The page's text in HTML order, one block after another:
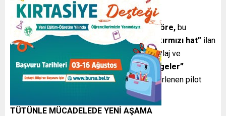
Türkiye Gazetesi’nde yer alan habere göre, bu
kapsamda çocuk oyun alanlarının tamamı
“kırmızı hat” ilan
edilerek sigaradan tamamen arındırılacak. Plaj ve
sahillerde ise sigara içilemeyen
“mavi bölgeler”
oluşturulacak ve bu uygulama ilk etapta belirlenen pilot
TÜTÜNLE MÜCADELEDE YENİ AŞAMA